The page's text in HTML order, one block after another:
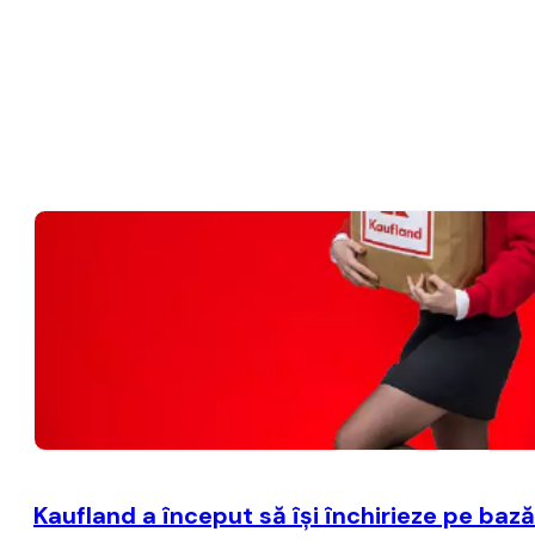
Kaufland a început să îşi închirieze pe